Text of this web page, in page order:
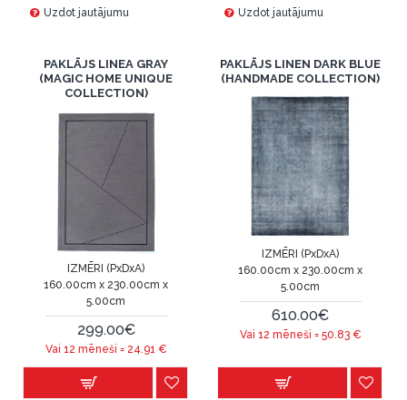
Uzdot jautājumu Uzdot jautājumu
PAKLĀJS LINEA GRAY
(MAGIC HOME UNIQUE
COLLECTION)
IZMĒRI (PxDxA)
160.00cm x 230.00cm x
5.00cm
299.00€
Vai 12 mēneši = 24.91 €
PAKLĀJS LINEN DARK BLUE
(HANDMADE COLLECTION)
IZMĒRI (PxDxA)
160.00cm x 230.00cm x
5.00cm
610.00€
Vai 12 mēneši = 50.83€